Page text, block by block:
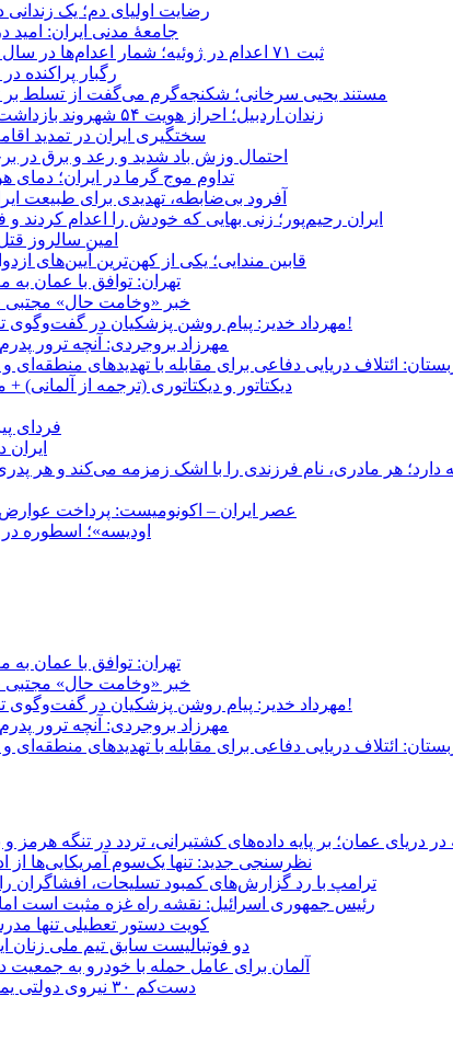
رضایت اولیای دم؛ یک زندانی
جامعهٔ مدنی ایران: امید
ثبت ۷۱ اعدام در ژوئیه؛ شمار اعدام‌ها در سال ۲۰۲۶ به دست‌کم ۴۴۴ نفر رسید
رگبار پراکنده
مستند یحیی سرخانی؛ شکنجه‌گرم می‌گفت از تسلط بر
زندان اردبیل؛ احراز هویت ۵۴ شهروند بازداشت‌شده در اعتراضات دی‌ماه ۱۴۰۴
سختگیری ایران در تمدید
احتمال وزش باد شدید و رعد و برق در
تداوم موج گرما در ایران؛ دمای هوا در ۶استان به
آفرود بی‌ضابطه، تهدیدی برای طبیعت
ایران رحیم‌پور؛ زنی بهایی که خودش را اعدام کردند و
35 امین سالروز
قابین مندایی؛ یکی از کهن‌ترین آیین‌های
تهران: توافق با عمان
خبر «وخامت حال» مجتبی
مهرداد خدیر: پیام روشن پزشکیان در گفت‌و‌گوی تصویری با مرد نامرئی: من هستم!
مهرزاد بروجردی: آنچه ترور
ائتلاف دریایی دفاعی برای مقابله با تهدیدهای
دیکتاتور و دیکتاتوری (ترجمه از آلمانی)
فردای
ایران
هر مادری، نام فرزندی را با اشک زمزمه می‌کند و هر
عصر ایران – اکونومیست: پرداخت عوارض
«اودیسه»؛ اسطوره
تهران: توافق با عمان
خبر «وخامت حال» مجتبی
مهرداد خدیر: پیام روشن پزشکیان در گفت‌و‌گوی تصویری با مرد نامرئی: من هستم!
مهرزاد بروجردی: آنچه ترور
ائتلاف دریایی دفاعی برای مقابله با تهدیدهای
در دریای عمان؛ بر پایه داده‌های کشتیرانی، تردد در تنگه
نظرسنجی جدید: تنها یک‌سوم آمریکایی‌ها از
ترامپ با رد گزارش‌های کمبود تسلیحات، افشاگران
رئیس‌ جمهوری اسرائیل: نقشه راه غزه مثبت است
کویت دستور تعطیلی تنها
دو فوتبالیست سابق تیم ملی زنان
آلمان برای عامل حمله با خودرو به
دست‌کم ۳۰ نیروی دولتی یمن در حملات حوثی‌ها کشته شدند